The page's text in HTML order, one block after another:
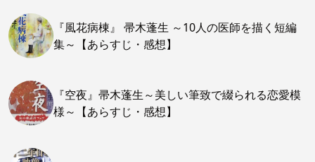
『風花病棟』 帚木蓬生 ～10人の医師を描く短編
集～【あらすじ・感想】
『空夜』帚木蓬生～美しい筆致で綴られる恋愛模
様～【あらすじ・感想】